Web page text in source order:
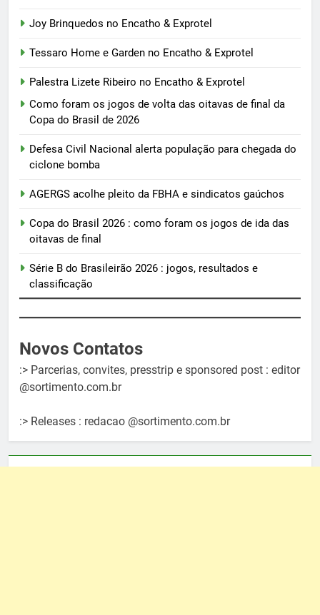
Joy Brinquedos no Encatho & Exprotel
Tessaro Home e Garden no Encatho & Exprotel
Palestra Lizete Ribeiro no Encatho & Exprotel
Como foram os jogos de volta das oitavas de final da
Copa do Brasil de 2026
Defesa Civil Nacional alerta população para chegada do
ciclone bomba
AGERGS acolhe pleito da FBHA e sindicatos gaúchos
Copa do Brasil 2026 : como foram os jogos de ida das
oitavas de final
Série B do Brasileirão 2026 : jogos, resultados e
classificação
Novos Contatos
:> Parcerias, convites, presstrip e sponsored post : editor
@sortimento.com.br
:> Releases : redacao @sortimento.com.br